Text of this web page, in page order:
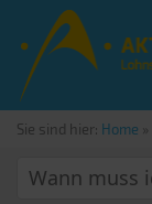
Sie sind hier: Home »